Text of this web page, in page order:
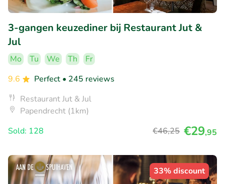
3-gangen keuzediner bij Restaurant Jut &
Jul
Mo Tu We Th
Fr
9.6
Perfect • 245 reviews
Restaurant Jut & Jul
Papendrecht (1km)
Sold: 128
€46,25 €29,95
33% discount